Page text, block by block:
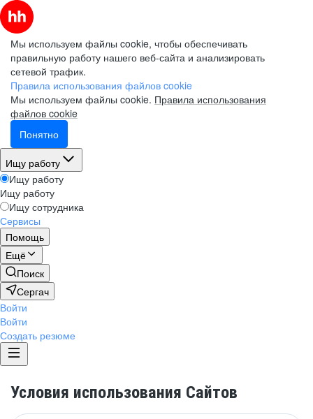
Мы используем файлы cookie, чтобы обеспечивать
правильную работу нашего веб-сайта и анализировать
сетевой трафик.
Правила использования файлов cookie
Мы используем файлы cookie. Правила использования
файлов cookie
Понятно
Ищу работу
Ищу работу
Ищу работу
Ищу сотрудника
Сервисы
Помощь
Ещё
Поиск
Сергач
Войти
Войти
Создать резюме
Условия использования Сайтов